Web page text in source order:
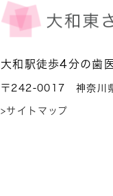
大和駅徒歩4分の歯
〒242-0017 神奈川
>サイトマップ